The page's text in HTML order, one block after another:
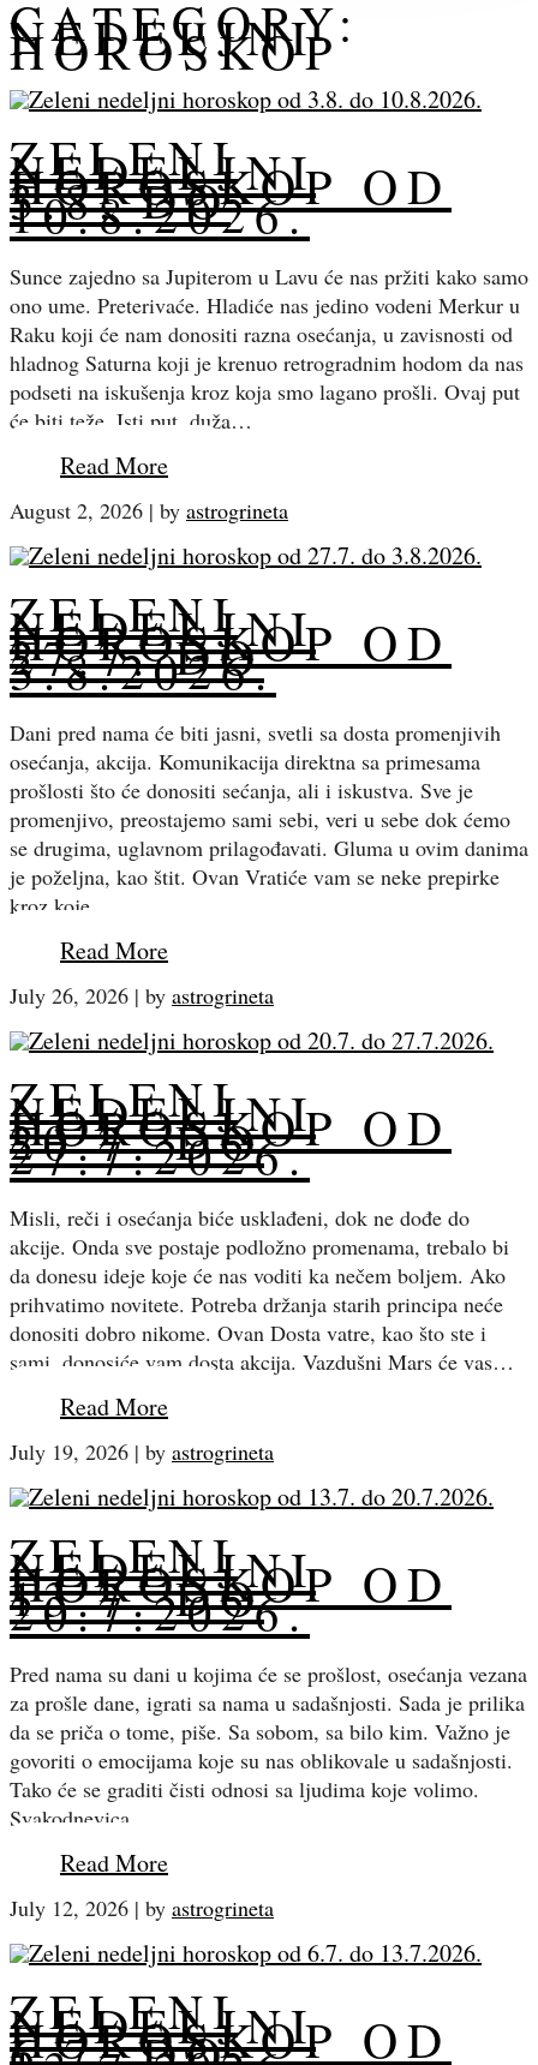
CATEGORY:
NEDELJNI
HOROSKOP
ZELENI
NEDELJNI
HOROSKOP OD
3.8. DO
10.8.2026.
Sunce zajedno sa Jupiterom u Lavu će nas pržiti kako samo
ono ume. Preterivaće. Hladiće nas jedino vodeni Merkur u
Raku koji će nam donositi razna osećanja, u zavisnosti od
hladnog Saturna koji je krenuo retrogradnim hodom da nas
podseti na iskušenja kroz koja smo lagano prošli. Ovaj put
će biti teže. Isti put, duža…
Read More
August 2, 2026 | by astrogrineta
ZELENI
NEDELJNI
HOROSKOP OD
27.7. DO
3.8.2026.
Dani pred nama će biti jasni, svetli sa dosta promenjivih
osećanja, akcija. Komunikacija direktna sa primesama
prošlosti što će donositi sećanja, ali i iskustva. Sve je
promenjivo, preostajemo sami sebi, veri u sebe dok ćemo
se drugima, uglavnom prilagođavati. Gluma u ovim danima
je poželjna, kao štit. Ovan Vratiće vam se neke prepirke
kroz koje…
Read More
July 26, 2026 | by astrogrineta
ZELENI
NEDELJNI
HOROSKOP OD
20.7. DO
27.7.2026.
Misli, reči i osećanja biće usklađeni, dok ne dođe do
akcije. Onda sve postaje podložno promenama, trebalo bi
da donesu ideje koje će nas voditi ka nečem boljem. Ako
prihvatimo novitete. Potreba držanja starih principa neće
donositi dobro nikome. Ovan Dosta vatre, kao što ste i
sami, donosiće vam dosta akcija. Vazdušni Mars će vas…
Read More
July 19, 2026 | by astrogrineta
ZELENI
NEDELJNI
HOROSKOP OD
13.7. DO
20.7.2026.
Pred nama su dani u kojima će se prošlost, osećanja vezana
za prošle dane, igrati sa nama u sadašnjosti. Sada je prilika
da se priča o tome, piše. Sa sobom, sa bilo kim. Važno je
govoriti o emocijama koje su nas oblikovale u sadašnjosti.
Tako će se graditi čisti odnosi sa ljudima koje volimo.
Svakodnevica…
Read More
July 12, 2026 | by astrogrineta
ZELENI
NEDELJNI
HOROSKOP OD